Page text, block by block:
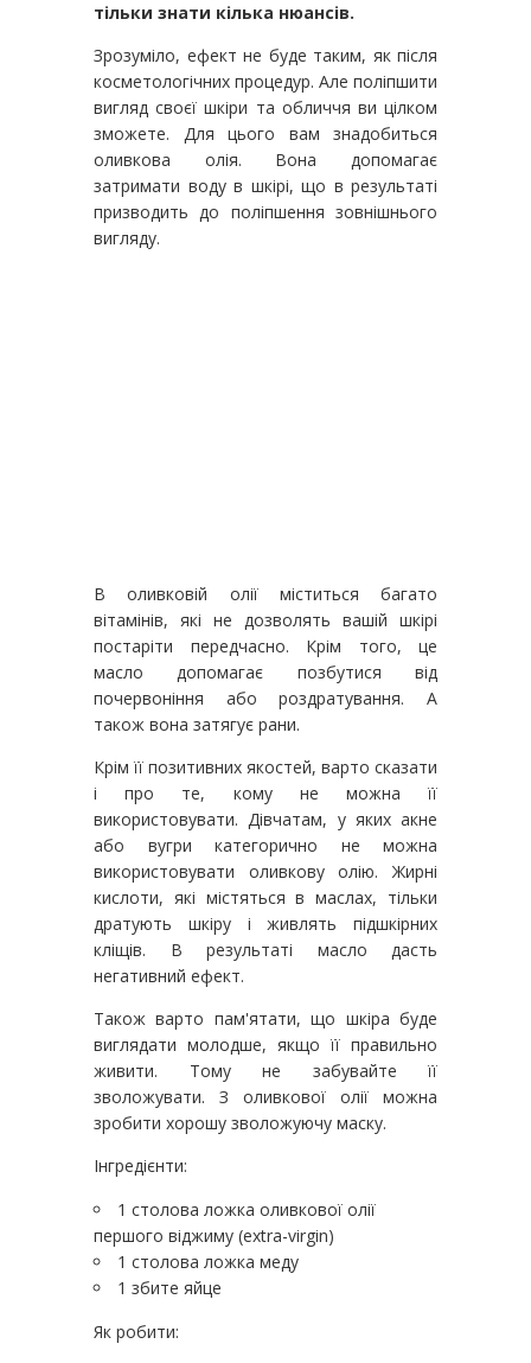
тільки знати кілька нюансів.
Зрозуміло, ефект не буде таким, як після
косметологічних процедур. Але поліпшити
вигляд своєї шкіри та обличчя ви цілком
зможете. Для цього вам знадобиться
оливкова олія. Вона допомагає
затримати воду в шкірі, що в результаті
призводить до поліпшення зовнішнього
вигляду.
В оливковій олії міститься багато
вітамінів, які не дозволять вашій шкірі
постаріти передчасно. Крім того, це
масло допомагає позбутися від
почервоніння або роздратування. А
також вона затягує рани.
Крім її позитивних якостей, варто сказати
і про те, кому не можна її
використовувати. Дівчатам, у яких акне
або вугри категорично не можна
використовувати оливкову олію. Жирні
кислоти, які містяться в маслах, тільки
дратують шкіру і живлять підшкірних
кліщів. В результаті масло дасть
негативний ефект.
Також варто пам'ятати, що шкіра буде
виглядати молодше, якщо її правильно
живити. Тому не забувайте її
зволожувати. З оливкової олії можна
зробити хорошу зволожуючу маску.
Інгредієнти:
1 столова ложка оливкової олії
першого віджиму (extra-virgin)
1 столова ложка меду
1 збите яйце
Як робити: